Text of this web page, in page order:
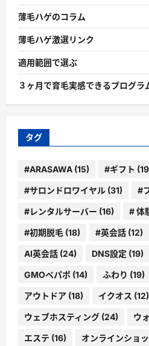
薄毛ハゲのコラム
薄毛ハゲ激選リンク
適用範囲で選ぶ
３ヶ月で育毛実感できるプログラ
タグ
#ARASAWA (15) #ギフト
#サロンドロワイヤル (31) #
#レンタルサーバー (16) # 体
#初期脱毛 (18) #英会話 (12)
AI英会話 (24) DNS設定 (19)
GMOペパボ (14) ふわり (19)
アウトドア (18) イクオス (12)
ウェブホスティング (24) ウ
エステ (16) オンラインショ